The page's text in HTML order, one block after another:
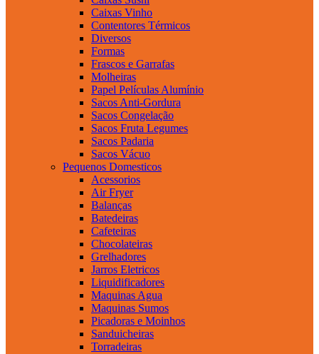
Caixas Vinho
Contentores Térmicos
Diversos
Formas
Frascos e Garrafas
Molheiras
Papel Películas Alumínio
Sacos Anti-Gordura
Sacos Congelação
Sacos Fruta Legumes
Sacos Padaria
Sacos Vácuo
Pequenos Domesticos
Acessorios
Air Fryer
Balanças
Batedeiras
Cafeteiras
Chocolateiras
Grelhadores
Jarros Eletricos
Liquidificadores
Maquinas Agua
Maquinas Sumos
Picadoras e Moinhos
Sanduicheiras
Torradeiras